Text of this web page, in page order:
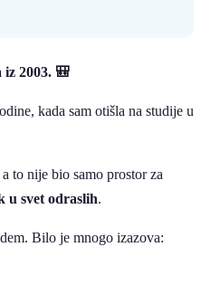
2003. 🎒
kada sam otišla na studije u
a to nije bio samo prostor za
u svet odraslih.
Bilo je mnogo izazova: